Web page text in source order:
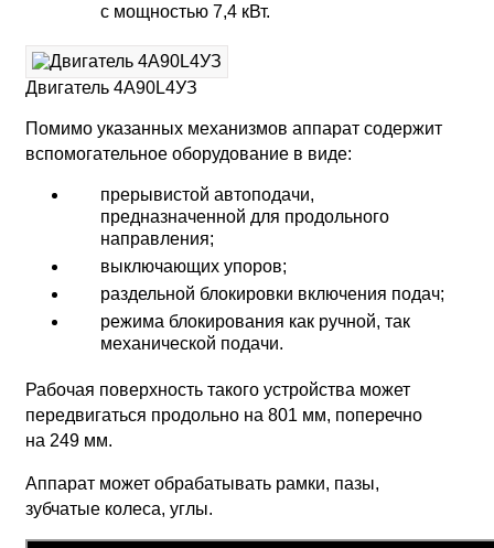
с мощностью 7,4 кВт.
Двигатель 4А90L4УЗ
Помимо указанных механизмов аппарат содержит
вспомогательное оборудование в виде:
прерывистой автоподачи,
предназначенной для продольного
направления;
выключающих упоров;
раздельной блокировки включения подач;
режима блокирования как ручной, так
механической подачи.
Рабочая поверхность такого устройства может
передвигаться продольно на 801 мм, поперечно
на 249 мм.
Аппарат может обрабатывать рамки, пазы,
зубчатые колеса, углы.